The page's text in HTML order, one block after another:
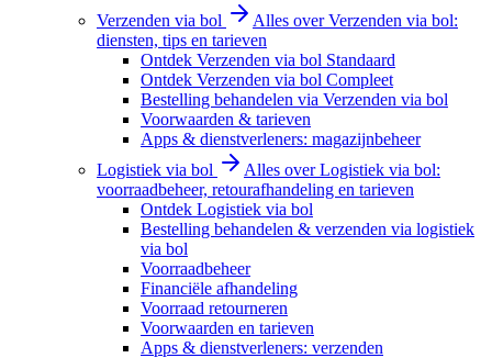
Verzenden via bol
Alles over Verzenden via bol:
diensten, tips en tarieven
Ontdek Verzenden via bol Standaard
Ontdek Verzenden via bol Compleet
Bestelling behandelen via Verzenden via bol
Voorwaarden & tarieven
Apps & dienstverleners: magazijnbeheer
Logistiek via bol
Alles over Logistiek via bol:
voorraadbeheer, retourafhandeling en tarieven
Ontdek Logistiek via bol
Bestelling behandelen & verzenden via logistiek
via bol
Voorraadbeheer
Financiële afhandeling
Voorraad retourneren
Voorwaarden en tarieven
Apps & dienstverleners: verzenden